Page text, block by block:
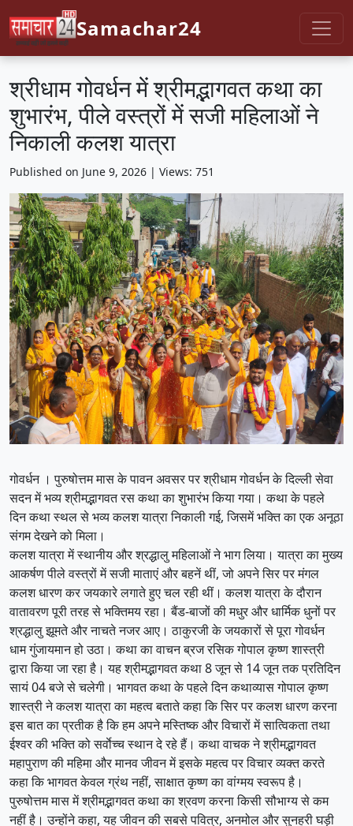
Samachar24
श्रीधाम गोवर्धन में श्रीमद्भागवत कथा का
शुभारंभ, पीले वस्त्रों में सजी महिलाओं ने
निकाली कलश यात्रा
Published on June 9, 2026 | Views: 751
गोवर्धन । पुरुषोत्तम मास के पावन अवसर पर श्रीधाम गोवर्धन के दिल्ली सेवा
सदन में भव्य श्रीमद्भागवत रस कथा का शुभारंभ किया गया। कथा के पहले
दिन कथा स्थल से भव्य कलश यात्रा निकाली गई, जिसमें भक्ति का एक अनूठा
संगम देखने को मिला।
कलश यात्रा में स्थानीय और श्रद्धालु महिलाओं ने भाग लिया। यात्रा का मुख्य
आकर्षण पीले वस्त्रों में सजी माताएं और बहनें थीं, जो अपने सिर पर मंगल
कलश धारण कर जयकारे लगाते हुए चल रही थीं। कलश यात्रा के दौरान
वातावरण पूरी तरह से भक्तिमय रहा। बैंड-बाजों की मधुर और धार्मिक धुनों पर
श्रद्धालु झूमते और नाचते नजर आए। ठाकुरजी के जयकारों से पूरा गोवर्धन
धाम गुंजायमान हो उठा। कथा का वाचन ब्रज रसिक गोपाल कृष्ण शास्त्री
द्वारा किया जा रहा है। यह श्रीमद्भागवत कथा 8 जून से 14 जून तक प्रतिदिन
सायं 04 बजे से चलेगी। भागवत कथा के पहले दिन कथाव्यास गोपाल कृष्ण
शास्त्री ने कलश यात्रा का महत्व बताते कहा कि सिर पर कलश धारण करना
इस बात का प्रतीक है कि हम अपने मस्तिष्क और विचारों में सात्विकता तथा
ईश्वर की भक्ति को सर्वाेच्च स्थान दे रहे हैं। कथा वाचक ने श्रीमद्भागवत
महापुराण की महिमा और मानव जीवन में इसके महत्व पर विचार व्यक्त करते
कहा कि भागवत केवल ग्रंथ नहीं, साक्षात कृष्ण का वांग्मय स्वरूप है।
पुरुषोत्तम मास में श्रीमद्भागवत कथा का श्रवण करना किसी सौभाग्य से कम
नहीं है। उन्होंने कहा, यह जीवन की सबसे पवित्र, अनमोल और सुनहरी घड़ी